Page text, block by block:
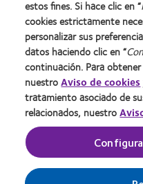
Inicio
Nuestra empresa
Nuestros productos
estos fines. Si hace clic en “
cookies estrictamente
personalizar sus
datos haciendo clic en “
continuación. Para
nuestroAviso de cookies
tratamiento asociado de
relacionados, nuestro